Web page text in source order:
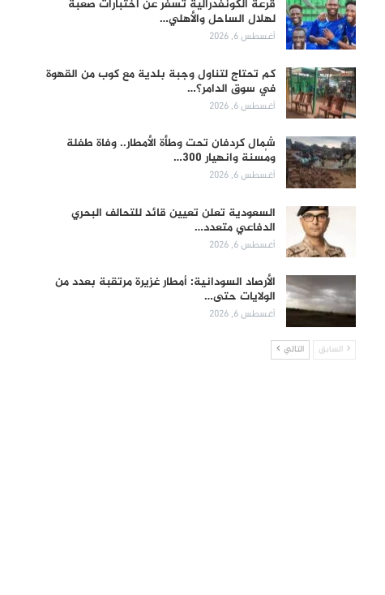
قرعة الكونفدرالية تسفر عن اختبارات صعبة
لهلال الساحل والأهلي…
أغسطس 6, 2026
كم تحتاج لتناول وجبة بلدية مع كوب من القهوة
في سوق الدامر؟…
أغسطس 6, 2026
شمال كردفان تحت وطأة الأمطار.. وفاة طفلة
ومُسنة وانهيار 300…
أغسطس 6, 2026
السعودية تعلن تعيين قائد للتحالف البحري
الدفاعي متعدد…
أغسطس 6, 2026
الأرصاد السودانية: أمطار غزيرة مرتقبة بعدد من
الولايات حتى…
أغسطس 6, 2026
السابق التالي